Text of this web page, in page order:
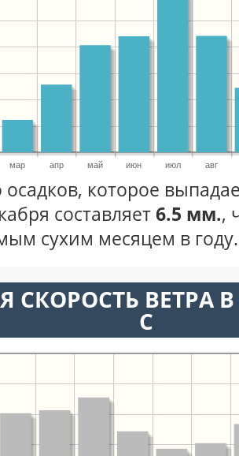
мар апр май июн июл авг
осадков, которое
составляет6.5 мм.,
сухим месяцем в году.
СКОРОСТЬ ВЕТРА
С